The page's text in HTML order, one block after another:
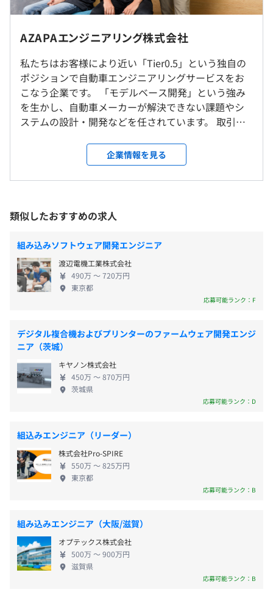
を磨くことができます。
・給与制度
スキルや知識、成果に基づきI/M/G層と上がっていく3つ
の階層を用意。正当な評価で、成果や成長を後押ししま
す。給与に上限はありません。また、成長支援制度などを
取り入れて、どれだけ一年間成長できたかを評価し、給与
に反映する仕組みを設けております。
インホイールモータ高機能制御や走行制御アルゴリズム開
◾️AZP-PF ECU
電気自動車をはじめとする次世代モビリティ向けECU。
自動車と同等な安心、安全を前提とした機能を有し、拡張
性に優れています。また、自由度のある機能追加の実装が
◾️自転車ADAS
自転車事故低減を目的としてシートポストに取付けた検知
ユニットがFPGAを用いた画像解析にて接近物を検知し、
BLTでアプリに信号を送りサイキニストへ音と画像で注意
を促します。画像解析の手法は名古屋大学と産学連携にて
◾️AZP-UDiS
2013年グランフロント大阪で行われた”街と人とつながる
モビリティ”向けに製作した一人用街乗りモビリティ。
HUDを搭載し本機をセンサーやデヴァイスのひとつと考
タベースにつなげて、さまざまな新しい体験を人々に提
案。
◾️電動コントロール アロマディフューザー
ユーザの発声から精神マッピングをおこなう感情エンジン
※無理な転勤はありません。
就業場所の変更範囲
＜雇入時＞
浜松オフィス、および自宅、またはお客さま先
＜変更範囲＞
その他業務の都合により別途指示された場所
受動喫煙防止措置に関する事項
《年収例》
5,330,000円／入社5年目・31歳
4,950,000円／入社2年目・27歳
は年収提示額を保証するものではありません）
■コアタイム：10:00～15:00
■フレキシブルタイム：6:00～10:00,15:00～19:00
※プロジェクトにより運用が異なる場合があります。
休憩時間：60分
平均残業時間：平均10時間程度／月 ※21時以降の残業
◆休日
年間休日数：120日
・週休2日制（土・日）※年2回土曜に本社orWeb出社日
・アニバーサリー休暇（年1日）
◆休暇
有給休暇：入社時3日～3か月後＋7日 ※年間10～20日付
その他：慶弔休暇、特別休暇、産前産後休暇、各種休業
（育児、介護等）※実績あり
AZAPAエンジニアリング株式会社
私たちはお客様により近い「Tier0.5」という独自の
ポジションで自動車エンジニアリングサービスをお
こなう企業です。 「モデルベース開発」という強み
を生かし、自動車メーカーが解決できない課題やシ
ステムの設計・開発などを任されています。 取引先
などの完成車メーカー様と直接お取引をしておりま
す。 私たちと最先端の自動車開発を手掛けてみませ
んか。 《「Tier0.5」とは》 制御技術をメーカーに提
メーカーとサプライヤー間にあたる、この独自のポ
ジションを「Tier0.5」と呼んでいます。 今後、あら
ゆるモノの自動化・電動化の流れはさらに加速して
いきます。そうした流れに対し、当社は、「制御技術
×モデルベース開発」という手法を強みに、未来の
モビリティ社会へ向けたモノづくりに取り組んでい
ます。また、当社は、グローバル コンパクトに加盟
ています。具体的には、こども育成支援・ベンチャー
支援・キャリア支援・地域支援といった4つのプロジ
ェクト。例えば、自社製品の「1人乗り自動運転モビ
リティ（パワースクーター）」は 過疎地在住の高
齢者に対する有効な移動手段としての普及を目指し
ており、「世の中をもっとよくしたい、便利にした
概要》 ◆エンジニアリング事業 モビリティの制御開
発において、モデルベース開発（MBD）の知見を生
かしたエンジニアリングサービスを提供しています。
制御システムの設計、各種ECU開発、MBDにおける
仕様設計や評価環境の構築～評価などで、多くの実
ルやコネクティッドサービスの開発もおこなってい
ます。 ◆製品化事業 お客さまのニーズを、製品化ま
での全工程をサポート。 メーカーとの共同開発や自
社開発でアイディアをカタチにしています。 まだ世
にない新しい価値をつくるため、新製品の試作品の
企業情報を見る
類似したおすすめの求人
組み込みソフトウェア開発エンジニア
渡辺電機工業株式会社
490万 〜 720万円
東京都
応募可能ランク：F
デジタル複合機およびプリンターのファームウェア開発エンジ
ニア（茨城）
キヤノン株式会社
450万 〜 870万円
茨城県
応募可能ランク：D
組込みエンジニア（リーダー）
株式会社Pro-SPIRE
550万 〜 825万円
東京都
応募可能ランク：B
組み込みエンジニア（大阪/滋賀）
オプテックス株式会社
500万 〜 900万円
滋賀県
応募可能ランク：B